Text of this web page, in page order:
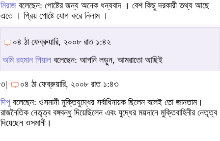
মিরাজ বলেছেন: পোষ্টের জন্য অনেক ধন্যবাদ । বেশ কিছু দরকারী তথ্য আছে
এতে । প্রিয় পোষ্টে যোগ করে নিলাম ।
০৪ ঠা ফেব্রুয়ারি, ২০০৮ রাত ১:৪২
অমি রহমান পিয়াল বলেছেন: আপনি লড়ুন, আমরাতো আছিই
৩|
০৪ ঠা ফেব্রুয়ারি, ২০০৮ রাত ১:৪৩
দিপু বলেছেন: ওসমানী মুক্তিযুদ্ধের সর্বাধিনায়ক ছিলেন বলেই তো জানতাম।
রাজনৈতিক নেতৃত্ব বঙ্গবন্ধু দিয়েছিলেন এবং যুদ্ধের ময়দানে মুক্তিবাহিনীর নেতৃত্ব
দিয়েছেন ওসমানী।